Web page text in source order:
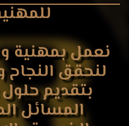
نعمل بمهنية
لنحقق النجاح
بتقديم
المسائل